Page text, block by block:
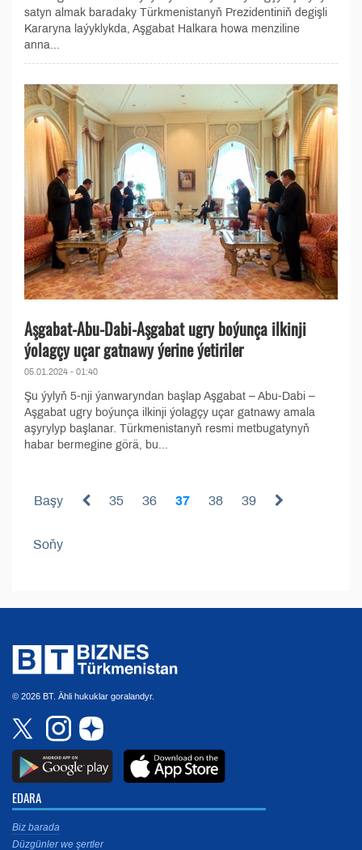
satyn almak baradaky Türkmenistanyň Prezidentiniň degişli
Kararyna laýyklykda, Aşgabat Halkara howa menziline
anna...
Aşgabat-Abu-Dabi-Aşgabat ugry boýunça ilkinji
ýolagçy uçar gatnawy ýerine ýetiriler
05.01.2024 - 01:40
Şu ýylyň 5-nji ýanwaryndan başlap Aşgabat – Abu-Dabi –
Aşgabat ugry boýunça ilkinji ýolagçy uçar gatnawy amala
aşyrylyp başlanar. Türkmenistanyň resmi metbugatynyň
habar bermegine görä, bu...
Başy 35 36 37 38 39
Soňy
© 2026 BT. Ähli hukuklar goralandyr.
EDARA
Biz barada
Düzgünler we şertler